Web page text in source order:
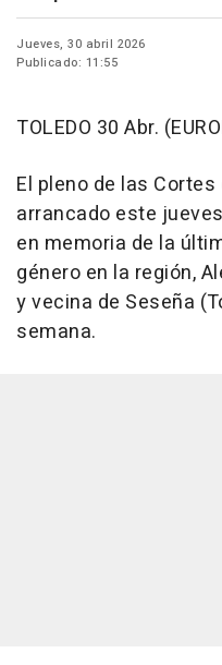
Jueves, 30 abril 2026
Publicado: 11:55
TOLEDO 30 Abr.
El pleno de las
arrancado este
en memoria de la
género en la región,
y vecina de Seseña
semana.